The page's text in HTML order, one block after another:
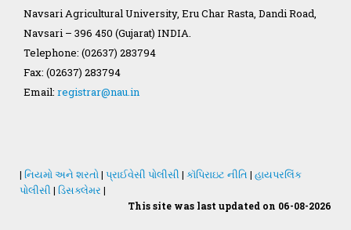
Statastics
Navsari Agricultural University, Eru Char Rasta, Dandi Road,
Navsari – 396 450 (Gujarat) INDIA.
Telephone: (02637) 283794
Fax: (02637) 283794
Email: registrar@nau.in
| નિયમો અને શરતો| પ્રાઈવેસી પોલીસી | કૉપિરાઇટ નીતિ | હાયપરલિંક
પોલીસી | ડિસક્લેમર |
This site was last updated on 06-08-2026